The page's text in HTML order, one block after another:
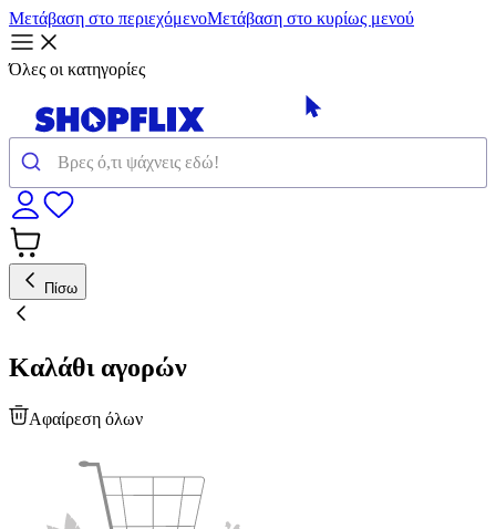
Μετάβαση στο περιεχόμενοΜετάβαση στο κυρίως μενού
Όλες οι κατηγορίες
Πίσω
Καλάθι αγορών
Αφαίρεση όλων